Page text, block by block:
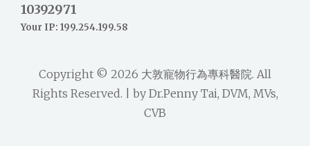
10392971
Your IP: 199.254.199.58
Copyright © 2026 大敦寵物行為專科醫院. All
Rights Reserved. | by Dr.Penny Tai, DVM, MVs,
CVB